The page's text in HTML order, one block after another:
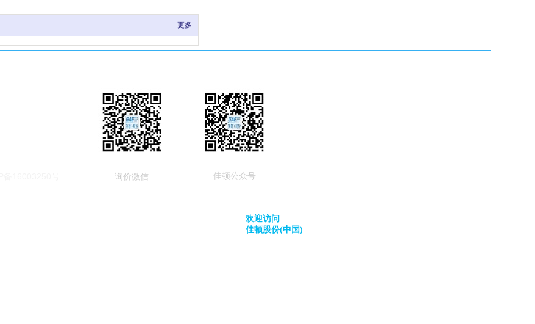
更多
佳顿公众号
询价微信
欢迎访问
佳顿股份(中国)